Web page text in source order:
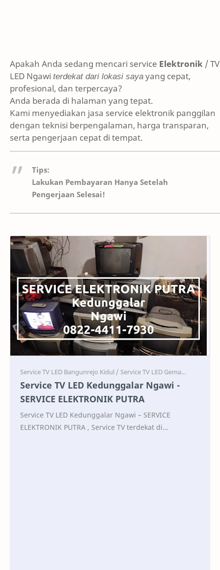
Apakah Anda sedang mencari service Elektronik / TV
LED Ngawi terdekat dari lokasi sayayang cepat,
profesional, dan terpercaya?
Anda berada di halaman yang tepat.
Kami menyediakan jasa service elektronik panggilan
dengan teknisi berpengalaman, harga transparan,
serta pengerjaan cepat di tempat.
Tips:
Lakukan Pembayaran Hanya Setelah
Pengerjaan Selesai!
Service Service
Service TV LED Kedunggalar Ngawi -
SERVICE ELEKTRONIK PUTRA
Service TV LED Kedunggalar Ngawi – SERVICE
ELEKTRONIK PUTRA , Service TV terdekat di